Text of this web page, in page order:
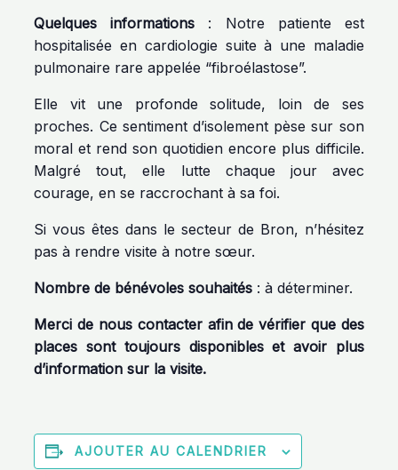
Quelques informations : Notre patiente est
hospitalisée en cardiologie suite à une maladie
pulmonaire rare appelée “fibroélastose”.
Elle vit une profonde solitude, loin de ses
proches. Ce sentiment d’isolement pèse sur son
moral et rend son quotidien encore plus difficile.
Malgré tout, elle lutte chaque jour avec
courage, en se raccrochant à sa foi.
Si vous êtes dans le secteur de Bron, n’hésitez
pas à rendre visite à notre sœur.
Nombre de bénévoles souhaités : à déterminer.
Merci de nous contacter afin de vérifier que des
places sont toujours disponibles et avoir plus
d’information sur la visite.
AJOUTER AU CALENDRIER